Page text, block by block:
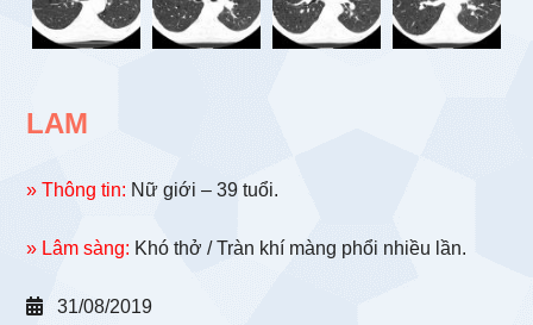
LAM
» Thông tin: Nữ giới – 39 tuổi.
» Lâm sàng: Khó thở / Tràn khí màng phổi nhiều lần.
31/08/2019